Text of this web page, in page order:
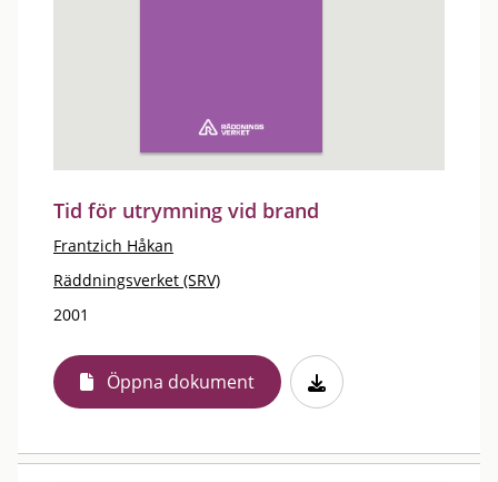
Tid för utrymning vid brand
Frantzich Håkan
Räddningsverket (SRV)
2001
Öppna dokument